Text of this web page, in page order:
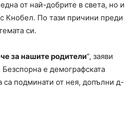
от най-добрите в света, но и
Кнобел. По тази причини преди
си.
за нашите родители“, заяви
е демографската
са подминати от нея, допълни д-